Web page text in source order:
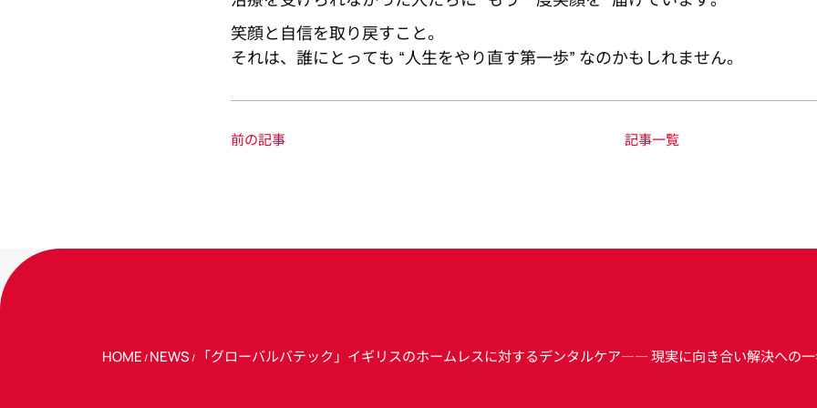
笑顔と自信を取り戻すこと。
それは、誰にとっても “人生をやり直す第一歩” なのかもしれません。
前の記事 記事一覧
HOME / NEWS / 「グローバルバテック」イギリスのホームレスに対するデンタルケア―― 現実に向き合い解決への